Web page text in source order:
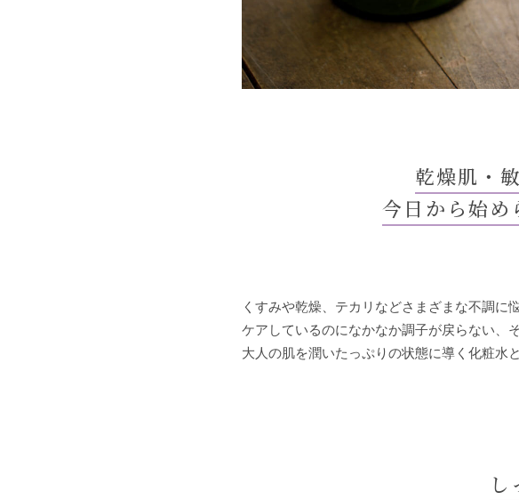
乾燥肌・
今日から始め
くすみや乾燥、テカリなどさまざまな不調に
ケアしているのになかなか調子が戻らない、
大人の肌を潤いたっぷりの状態に導く化粧水